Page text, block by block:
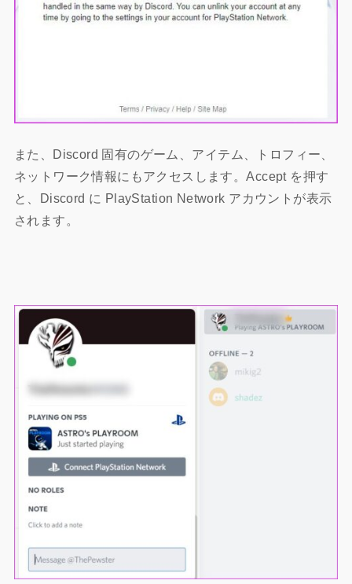
また、Discord 固有のゲーム、アイテム、トロフィー、
ネットワーク情報にもアクセスします。Accept を押す
と、Discord に PlayStation Network アカウントが表示
されます。